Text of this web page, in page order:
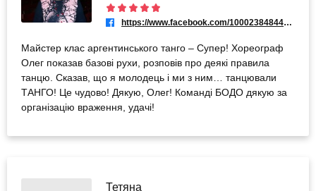
https://www.facebook.com/100023848440436
Майстер клас аргентинського танго – Супер! Хореограф
Олег показав базові рухи, розповів про деякі правила
танцю. Сказав, що я молодець і ми з ним… танцювали
ТАНГО! Це чудово! Дякую, Олег! Команді БОДО дякую за
організацію враження, удачі!
Тетяна